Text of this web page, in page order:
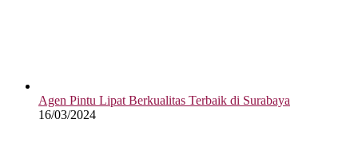
Agen Pintu Lipat Berkualitas Terbaik di Surabaya
16/03/2024